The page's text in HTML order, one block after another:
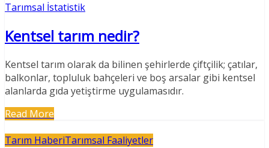
Tarımsal İstatistik
Kentsel tarım nedir?
Kentsel tarım olarak da bilinen şehirlerde çiftçilik; çatılar,
balkonlar, topluluk bahçeleri ve boş arsalar gibi kentsel
alanlarda gıda yetiştirme uygulamasıdır.
Read More
Tarım HaberiTarımsal Faaliyetler